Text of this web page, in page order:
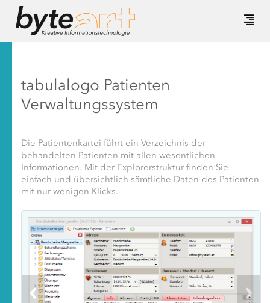
tabulalogo Patienten
Verwaltungssystem
Die Patientenkartei führt ein Verzeichnis der
behandelten Patienten mit allen wesentlichen
Informationen. Mit der Explorerstruktur finden Sie
einfach und übersichtlich sämtliche Daten des Patienten
mit nur wenigen Klicks.